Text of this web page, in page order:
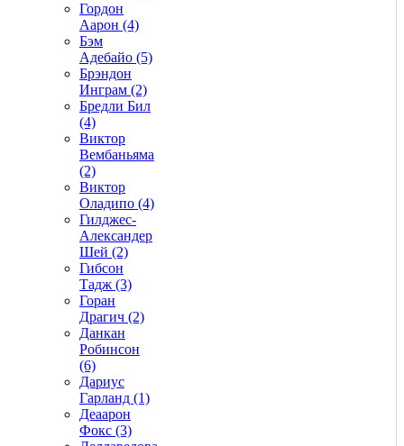
Гордон
Аарон (4)
Бэм
Адебайо (5)
Брэндон
Инграм (2)
Бредли Бил
(4)
Виктор
Вембаньяма
(2)
Виктор
Оладипо (4)
Гилджес-
Александер
Шей (2)
Гибсон
Тадж (3)
Горан
Драгич (2)
Данкан
Робинсон
(6)
Дариус
Гарланд (1)
Деаарон
Фокс (3)